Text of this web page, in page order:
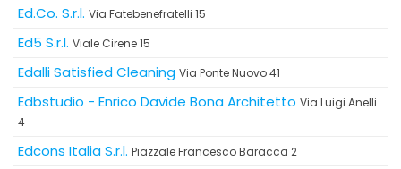
Ed.Co. S.r.l. Via Fatebenefratelli 15
Ed5 S.r.l. Viale Cirene 15
Edalli Satisfied Cleaning Via Ponte Nuovo 41
Edbstudio - Enrico Davide Bona Architetto Via Luigi Anelli
4
Edcons Italia S.r.l. Piazzale Francesco Baracca 2